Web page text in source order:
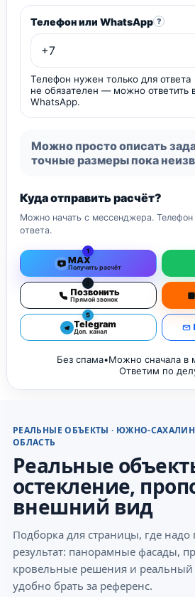
Телефон или WhatsApp ?
Телефон нужен только для ответа
не обязателен — можно ответить
WhatsApp.
Можно просто описать
точные размеры пока
Куда отправить расчёт?
Можно начать с мессенджера. Телефон
ответа.
1
MAX
Получить расчёт
3
Позвонить
Прямой звонок
5
Telegram
Доп. канал
Без спама•Можно сначала в
Ответим по
РЕАЛЬНЫЕ ОБЪЕКТЫ · ЮЖНО-
ОБЛАСТЬ
Реальные
остекление,
внешний вид
Подборка для страницы, где
результат: панорамные фасады,
кровельные решения и реальный
удобно брать за референс.